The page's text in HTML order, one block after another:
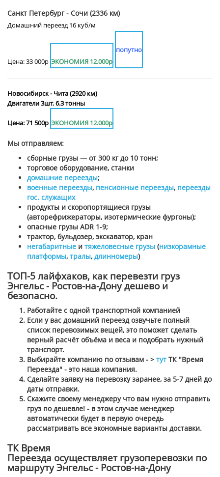
Санкт Петербург - Сочи (2336 км)
Домашний переезд 16 куб/м
Цена: 33 000р ЭКОНОМИЯ 12.000р
попутно
Новосибирск - Чита (2920 км)
Двигатели 3шт. 6.3 тонны
Цена: 71 500р ЭКОНОМИЯ 12.000р
Мы отправляем:
сборные грузы — от 300 кг до 10 тонн;
торговое оборудование, станки
домашние переезды;
военные переезды, пенсионные переезды, переезды
гос. служащих
продукты и скоропортящиеся грузы
(авторефрижераторы, изотермические фургоны);
опасные грузы ADR 1-9;
трактор, бульдозер, экскаватор, кран
негабаритные и тяжеловесные грузы (низкорамные
платформы, тралы, длинномеры)
ТОП-5 лайфхаков, как перевезти груз
Энгельс - Ростов-на-Дону дешево и
безопасно.
Работайте с одной транспортной компанией
Если у вас домашний переезд озвучьте полный
список перевозимых вещей, это поможет сделать
верный расчёт объёма и веса и подобрать нужный
транспорт.
Выбирайте компанию по отзывам - > тут ТК "Время
Переезда" - это наша компания.
Сделайте заявку на перевозку заранее, за 5-7 дней до
даты отправки.
Скажите своему менеджеру что вам нужно отправить
груз по дешевле! - в этом случае менеджер
автоматически будет в первую очередь
рассматривать все экономные варианты доставки.
ТК Время
Переезда осуществляет грузоперевозки по
маршруту Энгельс - Ростов-на-Дону